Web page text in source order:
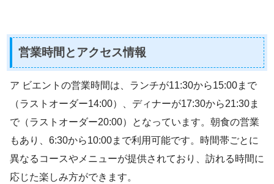
営業時間とアクセス情報
ア ビエントの営業時間は、ランチが11:30から15:00まで
（ラストオーダー14:00）、ディナーが17:30から21:30ま
で（ラストオーダー20:00）となっています。朝食の営業
もあり、6:30から10:00まで利用可能です。時間帯ごとに
異なるコースやメニューが提供されており、訪れる時間に
応じた楽しみ方ができます。